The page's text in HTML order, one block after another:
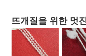
뜨개질을 위한 멋